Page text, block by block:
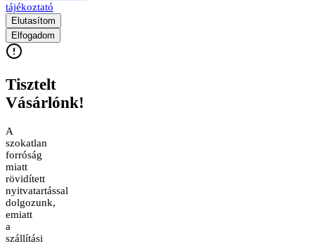
tájékoztató
Elutasítom
Elfogadom
Tisztelt
Vásárlónk!
A
szokatlan
forróság
miatt
rövidített
nyitvatartással
dolgozunk,
emiatt
a
szállítási